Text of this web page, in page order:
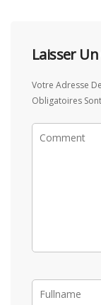
Laisser
Votre Adresse
Obligatoires